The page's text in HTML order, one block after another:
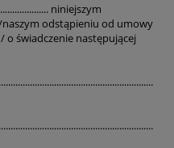
niniejszym
odstąpieniu od umowy
o świadczenie następującej